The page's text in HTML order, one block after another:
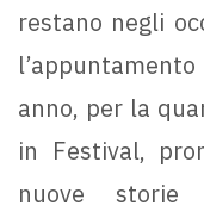
restano negli
anno, per la
in Festival,
nuove storie